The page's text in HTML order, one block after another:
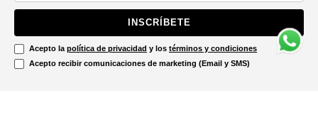
INSCRÍBETE
Acepto la política de privacidad y los términos y condiciones
Acepto recibir comunicaciones de marketing (Email y SMS)